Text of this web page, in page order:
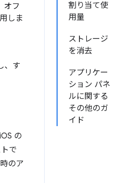
割り当て使
用量
ストレージ
を消去
アプリケー
ション パネ
ルに関する
その他のガ
イド
オフ
しま
、す
の
で
のア